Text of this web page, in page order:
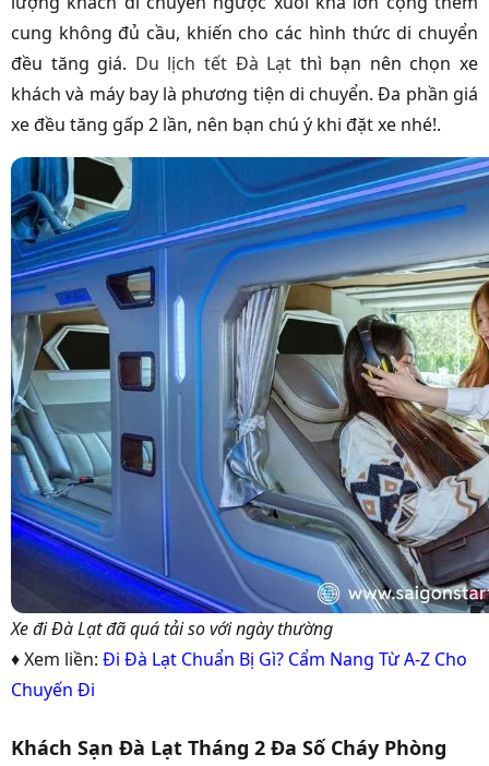
cung không đủ cầu, khiến cho các hình thức di chuyển
đều tăng giá. Du lịch tết Đà Lạt thì bạn nên chọn xe
khách và máy bay là phương tiện di chuyển. Đa phần giá
xe đều tăng gấp 2 lần, nên bạn chú ý khi đặt xe nhé!.
Xe đi Đà Lạt đã quá tải so với ngày thường
♦ Xem liền: Đi Đà Lạt Chuẩn Bị Gì? Cẩm Nang Từ A-Z Cho
Chuyến Đi
Khách Sạn Đà Lạt Tháng 2 Đa Số Cháy Phòng